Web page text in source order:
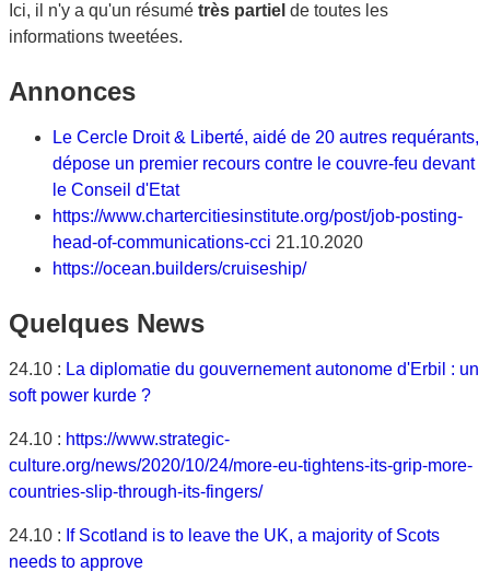
Ici, il n'y a qu'un résumé très partiel de toutes les
informations tweetées.
Annonces
Le Cercle Droit & Liberté, aidé de 20 autres requérants,
dépose un premier recours contre le couvre-feu devant
le Conseil d'Etat
https://www.chartercitiesinstitute.org/post/job-posting-
head-of-communications-cci 21.10.2020
https://ocean.builders/cruiseship/
Quelques News
24.10 : La diplomatie du gouvernement autonome d'Erbil : un
soft power kurde ?
24.10 : https://www.strategic-
culture.org/news/2020/10/24/more-eu-tightens-its-grip-more-
countries-slip-through-its-fingers/
24.10 : If Scotland is to leave the UK, a majority of Scots
needs to approve